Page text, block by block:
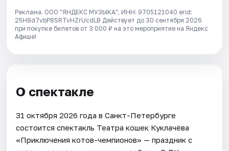
Реклама. ООО "ЯНДЕКС МУЗЫКА", ИНН: 9705121040 erid:
25H8d7vbP8SRTvHZrUcdLB Действует до 30 сентября 2026
при покупке билетов от 3 000 ₽ на это мероприятие на Яндекс
Афише!
О спектакле
31 октября 2026 года в Санкт-Петербурге
состоится спектакль Театра кошек Куклачёва
«Приключения котов-чемпионов» — праздник с